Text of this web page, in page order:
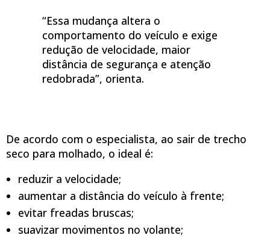
“Essa mudança altera o
comportamento do veículo e exige
redução de velocidade, maior
distância de segurança e atenção
redobrada”, orienta.
De acordo com o especialista, ao sair de trecho
seco para molhado, o ideal é:
reduzir a velocidade;
aumentar a distância do veículo à frente;
evitar freadas bruscas;
suavizar movimentos no volante;